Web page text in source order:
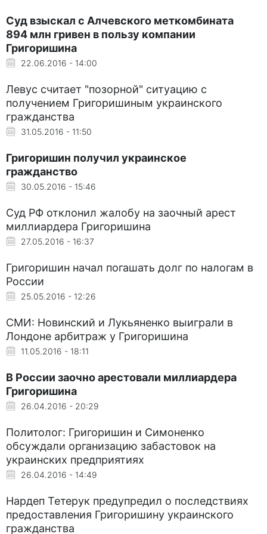
Суд взыскал с Алчевского меткомбината
894 млн гривен в пользу компании
Григоришина
22.06.2016 - 14:00
Левус считает "позорной" ситуацию с
получением Григоришиным украинского
гражданства
31.05.2016 - 11:50
Григоришин получил украинское
гражданство
30.05.2016 - 15:46
Суд РФ отклонил жалобу на заочный арест
миллиардера Григоришина
27.05.2016 - 16:37
Григоришин начал погашать долг по налогам в
России
25.05.2016 - 12:26
СМИ: Новинский и Лукьяненко выиграли в
Лондоне арбитраж у Григоришина
11.05.2016 - 18:11
В России заочно арестовали миллиардера
Григоришина
26.04.2016 - 20:29
Политолог: Григоришин и Симоненко
обсуждали организацию забастовок на
украинских предприятиях
26.04.2016 - 14:49
Нардеп Тетерук предупредил о последствиях
предоставления Григоришину украинского
гражданства